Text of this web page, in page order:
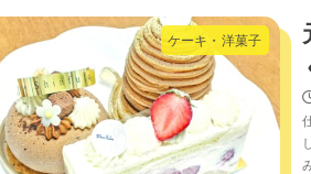
ケーキ・洋菓子